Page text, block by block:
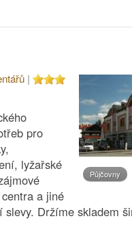
Půjčovny
|
pro
lyžařské
a jiné
slevy. Držíme skladem